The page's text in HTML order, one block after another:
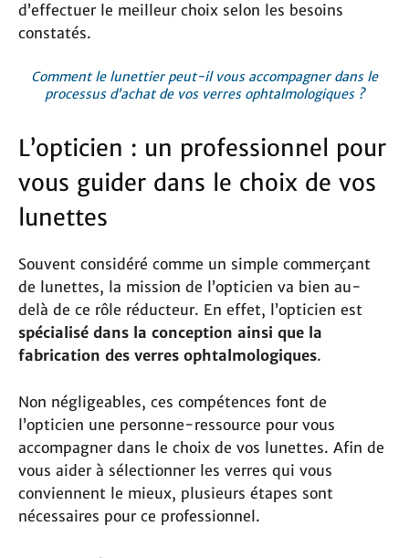
d’effectuer le meilleur choix selon les besoins
constatés.
Comment le lunettier peut-il vous accompagner dans le
processus d’achat de vos verres ophtalmologiques ?
L’opticien : un professionnel pour
vous guider dans le choix de vos
lunettes
Souvent considéré comme un simple commerçant
de lunettes, la mission de l’opticien va bien au-
delà de ce rôle réducteur. En effet, l’opticien est
spécialisé dans la conception ainsi que la
fabrication des verres ophtalmologiques.
Non négligeables, ces compétences font de
l’opticien une personne-ressource pour vous
accompagner dans le choix de vos lunettes. Afin de
vous aider à sélectionner les verres qui vous
conviennent le mieux, plusieurs étapes sont
nécessaires pour ce professionnel.